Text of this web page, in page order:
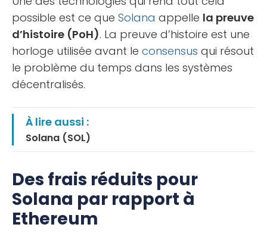
possible est ce que Solana appelle la preuve
d’histoire (PoH). La preuve d’histoire est une
horloge utilisée avant le consensus qui résout
le problème du temps dans les systèmes
décentralisés.
À lire aussi :
Solana (SOL)
Des frais réduits pour
Solana par rapport à
Ethereum